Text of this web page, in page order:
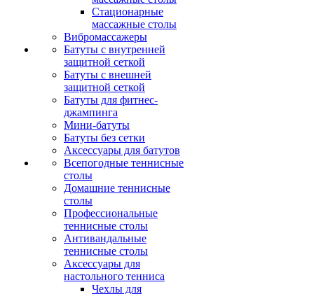
Стационарные
массажные столы
Вибромассажеры
Батуты с внутренней
защитной сеткой
Батуты с внешней
защитной сеткой
Батуты для фитнес-
джампинга
Мини-батуты
Батуты без сетки
Аксессуары для батутов
Всепогодные теннисные
столы
Домашние теннисные
столы
Профессиональные
теннисные столы
Антивандальные
теннисные столы
Аксессуары для
настольного тенниса
Чехлы для